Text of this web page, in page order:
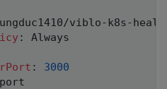
viblo-k8s-
:
Always
:
3000